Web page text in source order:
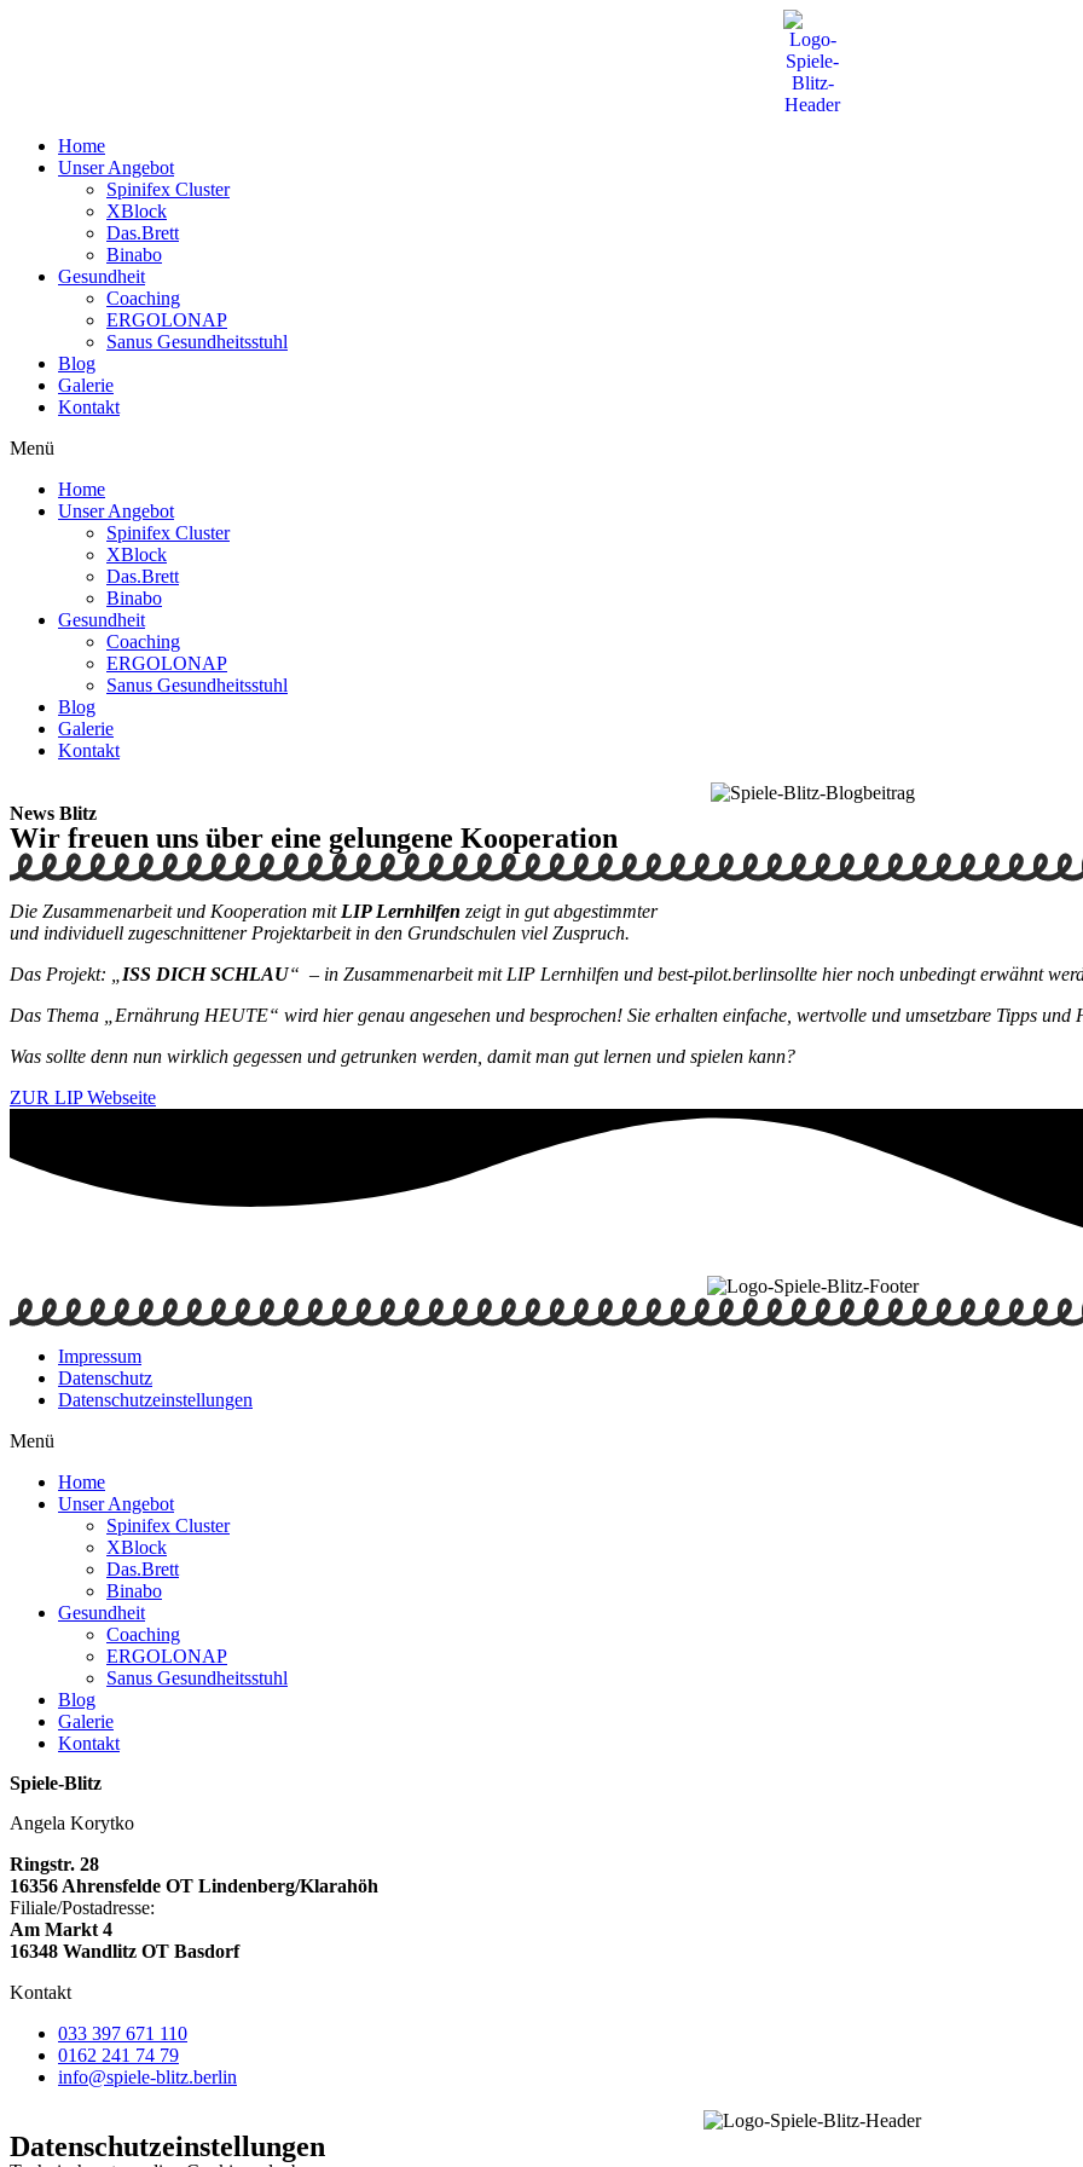
Home
Unser Angebot
Spinifex Cluster
XBlock
Das.Brett
Binabo
Gesundheit
Coaching
ERGOLONAP
Sanus Gesundheitsstuhl
Blog
Galerie
Kontakt
Menü
Home
Unser Angebot
Spinifex Cluster
XBlock
Das.Brett
Binabo
Gesundheit
Coaching
ERGOLONAP
Sanus Gesundheitsstuhl
Blog
Galerie
Kontakt
News Blitz
Wir freuen uns über eine gelungene Kooperation
Die Zusammenarbeit und Kooperation mit LIP Lernhilfen zeigt in gut abgestimmter
und individuell zugeschnittener Projektarbeit in den Grundschulen viel Zuspruch.
Das Projekt: „ ISS DICH SCHLAU“ – in Zusammenarbeit mit LIP Lernhilfen und best-pilot.berlinsollte hier noch unbedingt erwähnt
Das Thema „Ernährung HEUTE“ wird hier genau angesehen und besprochen! Sie erhalten einfache, wertvolle und umsetzbare Tipps und
Was sollte denn nun wirklich gegessen und getrunken werden, damit man gut lernen und spielen kann?
ZUR LIP Webseite
Impressum
Datenschutz
Datenschutzeinstellungen
Menü
Home
Unser Angebot
Spinifex Cluster
XBlock
Das.Brett
Binabo
Gesundheit
Coaching
ERGOLONAP
Sanus Gesundheitsstuhl
Blog
Galerie
Kontakt
Spiele-Blitz
Angela Korytko
Ringstr. 28
16356 Ahrensfelde OT Lindenberg/Klarahöh
Filiale/Postadresse:
Am Markt 4
16348 Wandlitz OT Basdorf
Kontakt
033 397 671 110
0162 241 74 79
info@spiele-blitz.berlin
Datenschutz­einstellungen